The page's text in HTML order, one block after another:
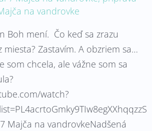
na vandrovke
Boh mení. Čo keď sa zrazu
Zastavím. A obzriem sa…
som chcela, ale vážne som sa
watch?
Majča na vandrovkeNadšená